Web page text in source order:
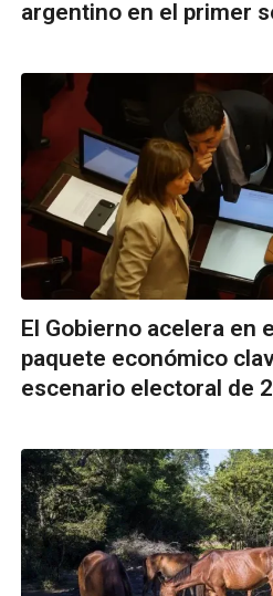
argentino en el primer
El Gobierno acelera en
paquete económico
escenario electoral de